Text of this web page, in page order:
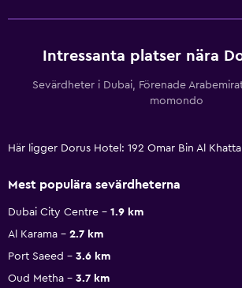
Intressanta platser nära
Sevärdheter i Dubai, Förenade
momondo
Här ligger Dorus Hotel: 192 Omar Bin Al
Mest populära sevärdheterna
Dubai City Centre
1.9 km
Al Karama
2.7 km
Port Saeed
3.6 km
Oud Metha
3.7 km